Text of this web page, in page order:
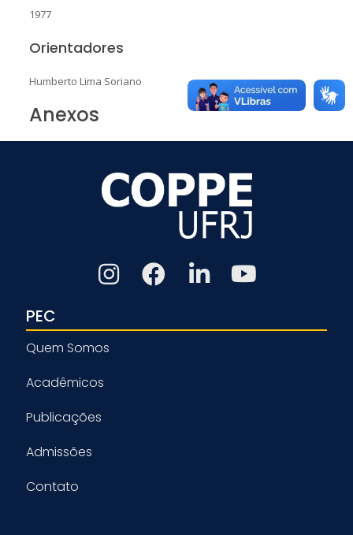
1977
Orientadores
Humberto Lima Soriano
Anexos
PEC
Quem Somos
Acadêmicos
Publicações
Admissões
Contato